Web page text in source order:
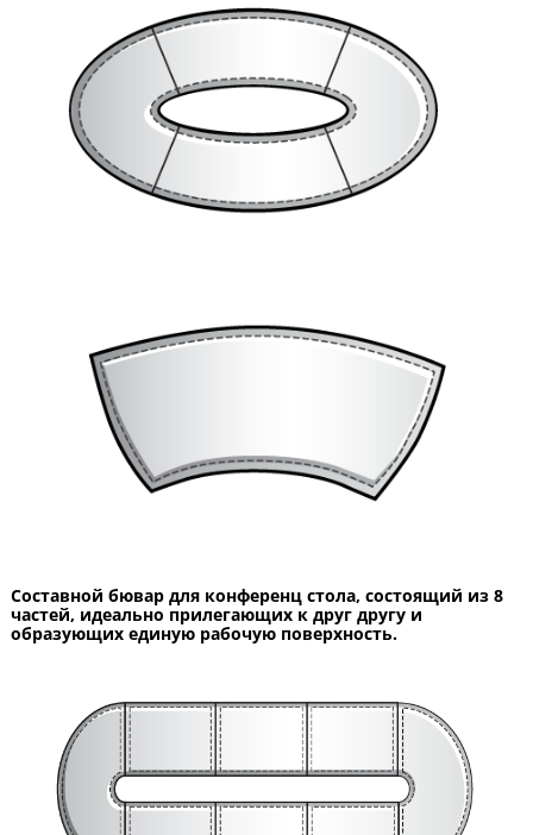
Составной бювар для конференц стола, состоящий из 8
частей, идеально прилегающих к друг другу и
образующих единую рабочую поверхность.